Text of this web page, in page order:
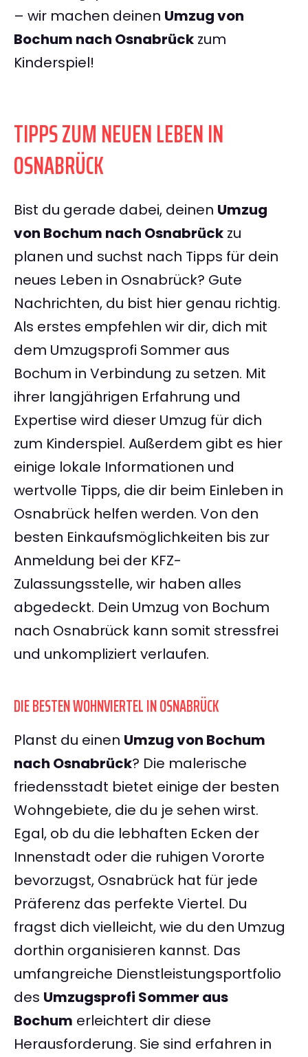
– wir machen deinen Umzug von
Bochum nach Osnabrück zum
Kinderspiel!
TIPPS ZUM NEUEN LEBEN IN
OSNABRÜCK
Bist du gerade dabei, deinen Umzug
von Bochum nach Osnabrück zu
planen und suchst nach Tipps für dein
neues Leben in Osnabrück? Gute
Nachrichten, du bist hier genau richtig.
Als erstes empfehlen wir dir, dich mit
dem Umzugsprofi Sommer aus
Bochum in Verbindung zu setzen. Mit
ihrer langjährigen Erfahrung und
Expertise wird dieser Umzug für dich
zum Kinderspiel. Außerdem gibt es hier
einige lokale Informationen und
wertvolle Tipps, die dir beim Einleben in
Osnabrück helfen werden. Von den
besten Einkaufsmöglichkeiten bis zur
Anmeldung bei der KFZ-
Zulassungsstelle, wir haben alles
abgedeckt. Dein Umzug von Bochum
nach Osnabrück kann somit stressfrei
und unkompliziert verlaufen.
DIE BESTEN WOHNVIERTEL IN OSNABRÜCK
Planst du einen Umzug von Bochum
nach Osnabrück? Die malerische
friedensstadt bietet einige der besten
Wohngebiete, die du je sehen wirst.
Egal, ob du die lebhaften Ecken der
Innenstadt oder die ruhigen Vororte
bevorzugst, Osnabrück hat für jede
Präferenz das perfekte Viertel. Du
fragst dich vielleicht, wie du den Umzug
dorthin organisieren kannst. Das
umfangreiche Dienstleistungsportfolio
des Umzugsprofi Sommer aus
Bochum erleichtert dir diese
Herausforderung. Sie sind erfahren in